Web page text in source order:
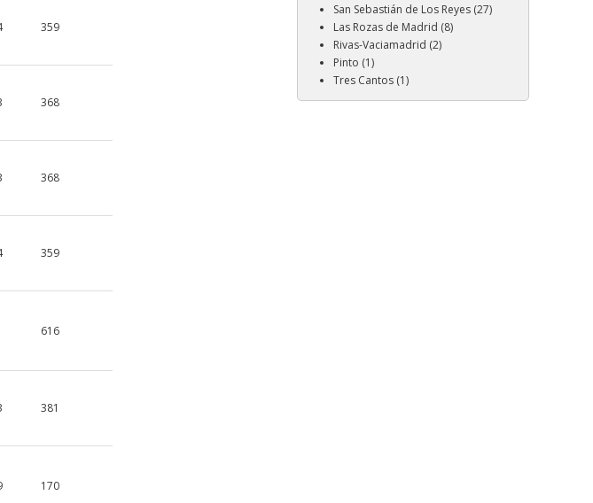
359
368
368
359
616
381
170
San Sebastián de Los Reyes (27)
Las Rozas de Madrid (8)
Rivas-Vaciamadrid (2)
Pinto (1)
Tres Cantos (1)